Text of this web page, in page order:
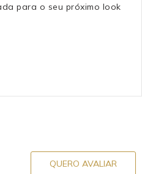
para o seu próximo look
QUERO AVALIAR